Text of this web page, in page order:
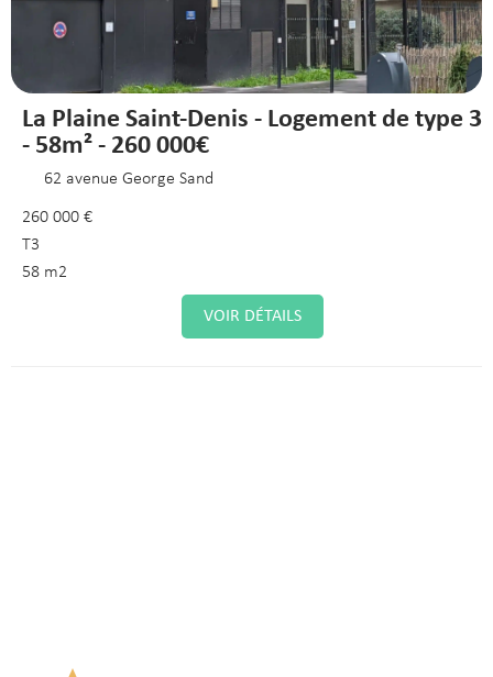
La Plaine Saint-Denis - Logement de type 3
- 58m² - 260 000€
62 avenue George Sand
260 000 €
T3
58 m2
VOIR DÉTAILS